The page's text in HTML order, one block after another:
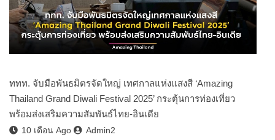
ททท. จับมือพันธมิตรจัดใหญ่ เทศกาลแห่งแสงสี ‘Amazing
Thailand Grand Diwali Festival 2025’ กระตุ้นการท่องเที่ยว
พร้อมส่งเสริมความสัมพันธ์ไทย-อินเดีย
10 เดือน Ago
Admin2